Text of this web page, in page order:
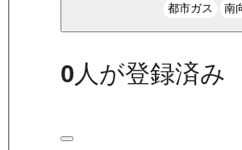
都市ガス 南
0 人が登録済み